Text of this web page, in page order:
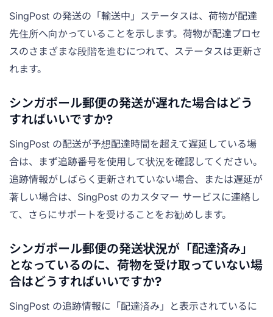
SingPost の発送の「輸送中」ステータスは、荷物が配達
先住所へ向かっていることを示します。荷物が配達プロセ
スのさまざまな段階を進むにつれて、ステータスは更新さ
れます。
シンガポール郵便の発送が遅れた場合はどう
すればいいですか?
SingPost の配送が予想配達時間を超えて遅延している場
合は、まず追跡番号を使用して状況を確認してください。
追跡情報がしばらく更新されていない場合、または遅延が
著しい場合は、SingPost のカスタマー サービスに連絡し
て、さらにサポートを受けることをお勧めします。
シンガポール郵便の発送状況が「配達済み」
となっているのに、荷物を受け取っていない場
合はどうすればいいですか?
SingPost の追跡情報に「配達済み」と表示されているに